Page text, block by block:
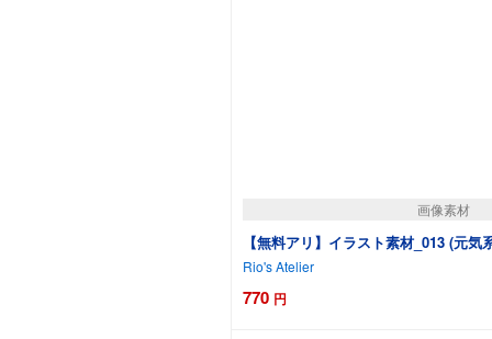
画像素材
【無料アリ】イラスト素材_013 (元
Rio's Atelier
770 円